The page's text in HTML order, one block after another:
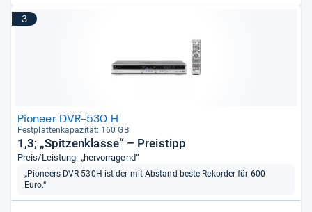
3
Pioneer DVR-530 H
Fest­plat­ten­ka­pa­zi­tät: 160 GB
1,3; „Spitzenklasse“ – Preistipp
Preis/Leistung: „hervorragend“
„Pioneers DVR-530H ist der mit Abstand beste Rekorder für 600
Euro.“